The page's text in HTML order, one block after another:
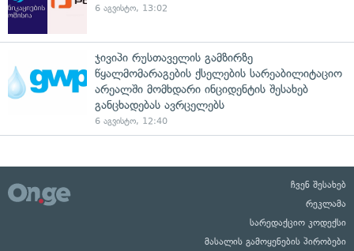
6 აგვისტო, 13:02
ჯივიპი რუსთაველის გამზირზე
წყალმომარაგების ქსელების სარეაბილიტაციო
არეალში მომხდარი ინციდენტის შესახებ
განცხადებას ავრცელებს
6 აგვისტო, 12:40
ჩვენ შესახებ
რეკლამა
სარედაქციო კოდექსი
მასალის გამოყენების პირობები